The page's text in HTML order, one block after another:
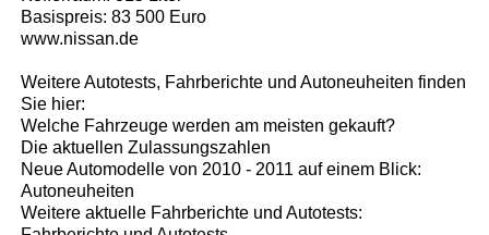
Basispreis: 83 500 Euro
www.nissan.de
Weitere Autotests, Fahrberichte und Autoneuheiten finden
Sie hier:
Welche Fahrzeuge werden am meisten gekauft?
Die aktuellen Zulassungszahlen
Neue Automodelle von 2010 - 2011 auf einem Blick:
Autoneuheiten
Weitere aktuelle Fahrberichte und Autotests: